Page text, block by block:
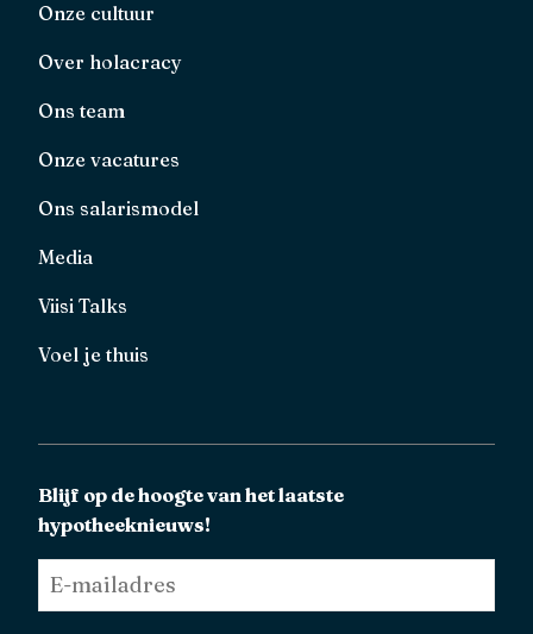
Onze cultuur
Over holacracy
Ons team
Onze vacatures
Ons salarismodel
Media
Viisi Talks
Voel je thuis
Blijf op de hoogte van het laatste
hypotheeknieuws!
E-
mailadres *